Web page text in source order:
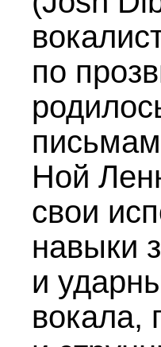
по
Ной
свои
навыки
и
вокала,